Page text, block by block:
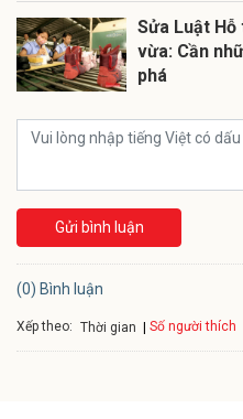
Sửa Luật
vừa: Cần
phá
Gửi bình luận
(0) Bình luận
Xếp theo: Thời gian Số người thích